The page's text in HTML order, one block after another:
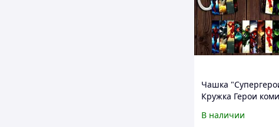
Чашка
Кружка Герои
В наличии